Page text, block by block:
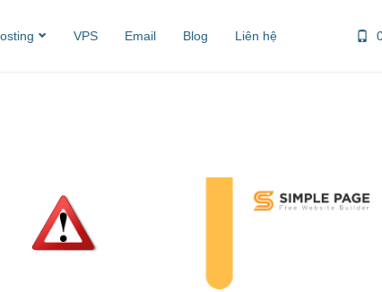
Wordpress
VPS Email Blog Liên hệ